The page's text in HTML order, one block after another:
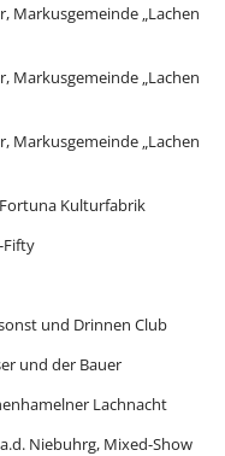
Markusgemeinde „Lachen
Markusgemeinde „Lachen
Markusgemeinde „Lachen
Kulturfabrik
Fifty
und Drinnen Club
und der Bauer
Lachnacht
Niebuhrg, Mixed-Show